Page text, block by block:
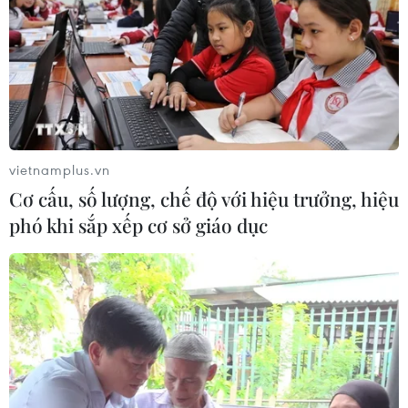
TIN CÙNG CHUYÊN MỤC
APIE Camp 2026: Kết nối sinh viên
Việt Nam với cộng đồng Internet
quốc tế
07/08/2026 12:04
vietnamplus.vn
Cơ cấu, số lượng, chế độ với hiệu trưởng, hiệu
phó khi sắp xếp cơ sở giáo dục